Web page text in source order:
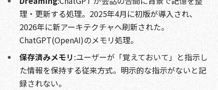
理・更新する処理。2025年4月に初版が導入され、
2026年に新アーキテクチャへ刷新された。
ChatGPT(OpenAI)のメモリ処理。
保存済みメモリ:ユーザーが「覚えておいて」と指示し
た情報を保持する従来方式。明示的な指示がないと記
録されない。